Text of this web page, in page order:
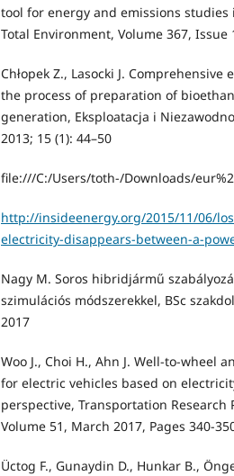
tool for energy and emissions studies
Total Environment, Volume 367, Issue
Chłopek Z., Lasocki J.
the process of preparation of
generation, Eksploatacja i
2013; 15 (1): 44–50
file:///C:/Users/toth-/Downloads/
http://insideenergy.org/2015/11/06/
electricity-disappears-between-a-
Nagy M. Soros hibridjármű
szimulációs módszerekkel, BSc
2017
Woo J., Choi H., Ahn J. Well-to-wheel
for electric vehicles based on
perspective, Transportation
Volume 51, March 2017, Pages 340-
Üctog F., Gunaydin D., Hunkar B.,